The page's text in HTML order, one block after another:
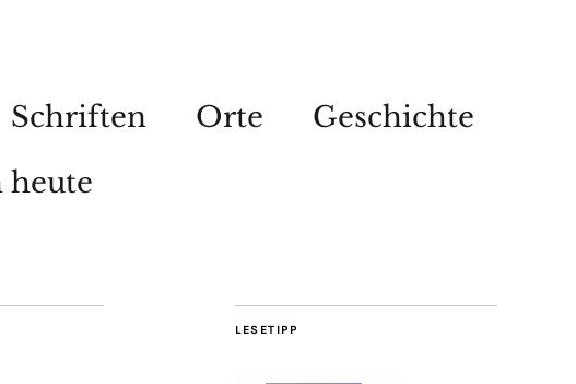
Schriften Orte
Geschichte
heute
LESETIPP